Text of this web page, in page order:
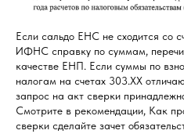
Если сальдо ЕНС не сходится со
ИФНС справку по суммам,
качестве ЕНП. Если суммы по
налогам на счетах 303.ХХ
запрос на акт сверки
Смотрите в рекомендации, Как
сверки сделайте зачет